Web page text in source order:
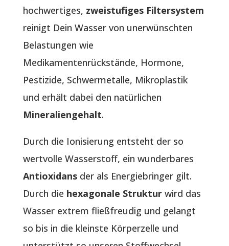
hochwertiges, zweistufiges Filtersystem
reinigt Dein Wasser von unerwünschten
Belastungen wie
Medikamentenrückstände, Hormone,
Pestizide, Schwermetalle, Mikroplastik
und erhält dabei den natürlichen
Mineraliengehalt.
Durch die Ionisierung entsteht der so
wertvolle Wasserstoff, ein wunderbares
Antioxidansder als Energiebringer gilt.
Durch die hexagonale Strukturwird das
Wasser extrem fließfreudig und gelangt
so bis in die kleinste Körperzelle und